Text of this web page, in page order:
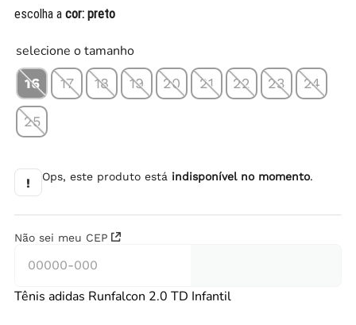
escolha a cor: preto
selecione o tamanho
16 17 18 19 20 21 22 23 24
25
! Ops, este produto está indisponível no momento.
Não sei meu CEP
Tênis adidas Runfalcon 2.0 TD Infantil